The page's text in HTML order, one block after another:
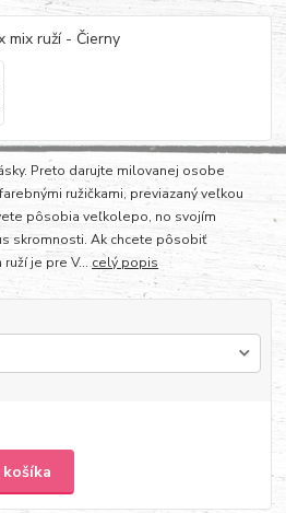
Preto darujte milovanej osobe
ružičkami, previazaný veľkou
pôsobia veľkolepo, no svojím
skromnosti. Ak chcete pôsobiť
je pre V...celý popis